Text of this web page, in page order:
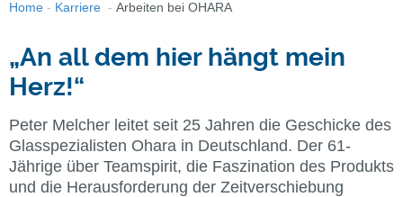
Home - Karriere - Arbeiten bei OHARA
„An all dem hier hängt mein
Herz!“
Peter Melcher leitet seit 25 Jahren die Geschicke des
Glasspezialisten Ohara in Deutschland. Der 61-
Jährige über Teamspirit, die Faszination des Produkts
und die Herausforderung der Zeitverschiebung